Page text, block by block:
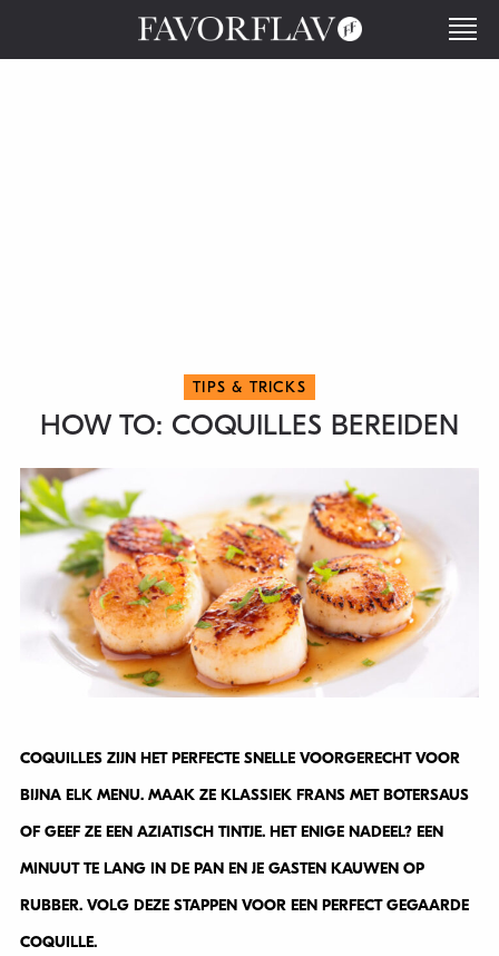
TIPS & TRICKS
HOW TO: COQUILLES BEREIDEN
COQUILLES ZIJN HET PERFECTE SNELLE VOORGERECHT VOOR
BIJNA ELK MENU. MAAK ZE KLASSIEK FRANS MET BOTERSAUS
OF GEEF ZE EEN AZIATISCH TINTJE. HET ENIGE NADEEL? EEN
MINUUT TE LANG IN DE PAN EN JE GASTEN KAUWEN OP
RUBBER. VOLG DEZE STAPPEN VOOR EEN PERFECT GEGAARDE
COQUILLE.